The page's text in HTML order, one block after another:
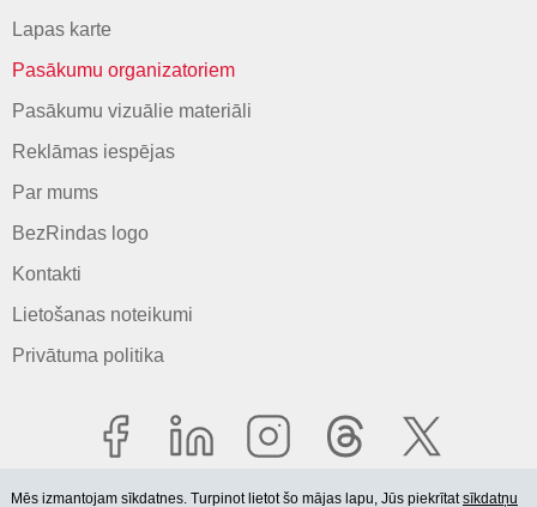
Lapas karte
Pasākumu organizatoriem
Pasākumu vizuālie materiāli
Reklāmas iespējas
Par mums
BezRindas logo
Kontakti
Lietošanas noteikumi
Privātuma politika
Mēs izmantojam sīkdatnes. Turpinot lietot šo mājas lapu, Jūs piekrītatsīkdatņu